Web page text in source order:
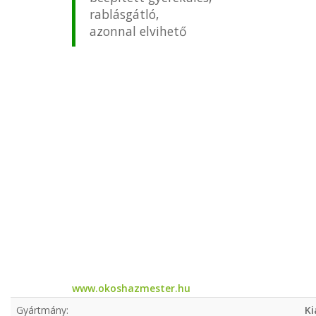
rablásgátló,
azonnal elvihető
www.okoshazmester.hu
Gyártmány: